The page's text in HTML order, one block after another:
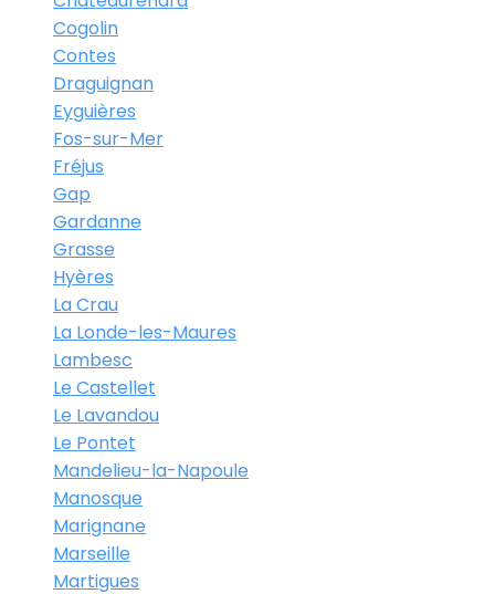
Cogolin
Contes
Draguignan
Eyguières
Fos-sur-Mer
Fréjus
Gap
Gardanne
Grasse
Hyères
La Crau
La Londe-les-Maures
Lambesc
Le Castellet
Le Lavandou
Le Pontet
Mandelieu-la-Napoule
Manosque
Marignane
Marseille
Martigues